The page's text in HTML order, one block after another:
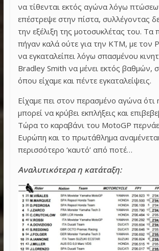
να τίθενται εκτός αγώνα λόγω
επέστρεψε στην πίστα, συλλέγοντας
την εξέλιξη της μοτοσυκλέτας του. Τα
πήγαν καλά ούτε για την KTM, με τον
να εγκαταλείπει λόγω σπασμένου
Bradley Smith να μένει εκτός βαθμών,
όπου είχαμε και πέντε εγκαταλείψεις.
Είχαμε πει στον περασμένο αγώνα ότι
μπορεί να κρύβει εκπλήξεις και
Τώρα το καραβάνι του ΜotoGP
Ευρώπη και το πρωτάθλημα
περισσότερο ‘καυτό’ από ποτέ…
Αναλυτικότερα η κατάταξη: